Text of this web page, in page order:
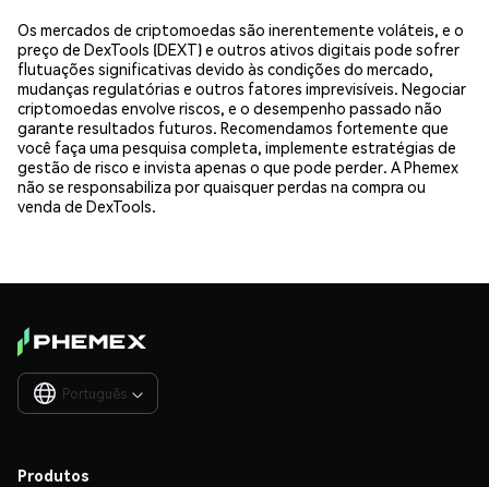
Os mercados de criptomoedas são inerentemente voláteis, e o
preço de DexTools (DEXT) e outros ativos digitais pode sofrer
flutuações significativas devido às condições do mercado,
mudanças regulatórias e outros fatores imprevisíveis. Negociar
criptomoedas envolve riscos, e o desempenho passado não
garante resultados futuros. Recomendamos fortemente que
você faça uma pesquisa completa, implemente estratégias de
gestão de risco e invista apenas o que pode perder. A Phemex
não se responsabiliza por quaisquer perdas na compra ou
venda de DexTools.
Português 
Produtos